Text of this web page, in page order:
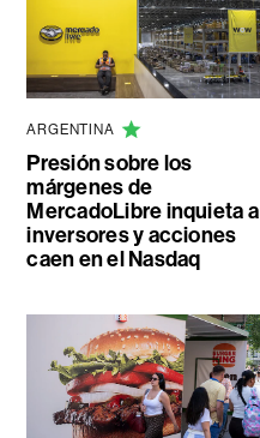
ARGENTINA
Presión sobre los
márgenes de
MercadoLibre inquieta a
inversores y acciones
caen en el Nasdaq